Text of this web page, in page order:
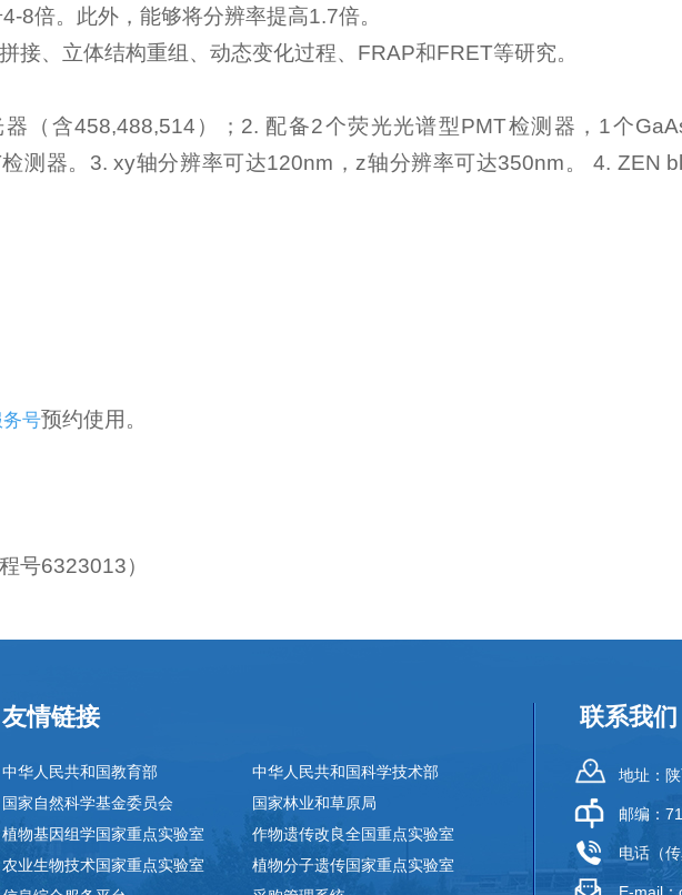
8倍。此外，能够将分辨率提高1.7倍。
接、立体结构重组、动态变化过程、FRAP和FRET等研究。
（含458,488,514）；2. 配备2个荧光光谱型PMT检测器，1个
测器。3. xy轴分辨率可达120nm，z轴分辨率可达350nm。 4. ZEN
号预约使用。
号6323013）
友情链接
中华人民共和国教育部
中华人民共和国科学技术部
国家自然科学基金委员会
国家林业和草原局
植物基因组学国家重点实验室
作物遗传改良全国重点实验室
农业生物技术国家重点实验室
植物分子遗传国家重点实验室
联系我们
地址：
邮编：
电话（